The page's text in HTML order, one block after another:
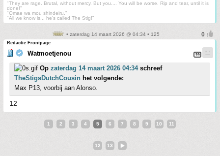
"They are rage. Brutal, without mercy. But you.... You will be worse. Rip and tear, until it is
done!"
"Omae wa mou shindeiru."
"All we know is... he's called The Stig!"
• zaterdag 14 maart 2026 @ 04:34 • 125
Redactie Frontpage
Watmoetjenou
Op zaterdag 14 maart 2026 04:34schreef
TheStigsDutchCousin het volgende:
Max P13, voorbij aan Alonso.
12
1 2 3 4 5 6 7 8 9 10 11
12 13